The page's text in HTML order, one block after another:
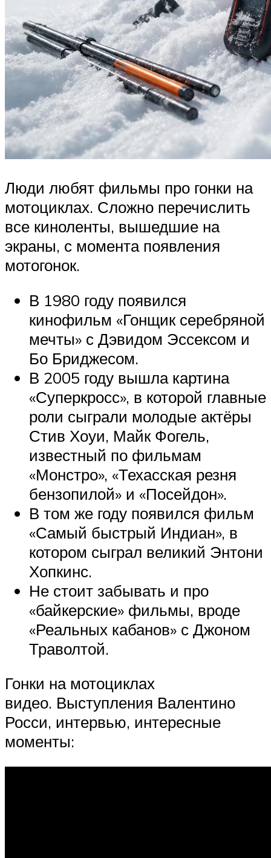
Люди любят фильмы про гонки на
мотоциклах. Сложно перечислить
все киноленты, вышедшие на
экраны, с момента появления
мотогонок.
В 1980 году появился
кинофильм «Гонщик серебряной
мечты» с Дэвидом Эссексом и
Бо Бриджесом.
В 2005 году вышла картина
«Суперкросс», в которой главные
роли сыграли молодые актёры
Стив Хоуи, Майк Фогель,
известный по фильмам
«Монстро», «Техасская резня
бензопилой» и «Посейдон».
В том же году появился фильм
«Самый быстрый Индиан», в
котором сыграл великий Энтони
Хопкинс.
Не стоит забывать и про
«байкерские» фильмы, вроде
«Реальных кабанов» с Джоном
Траволтой.
Гонки на мотоциклах
видео. Выступления Валентино
Росси, интервью, интересные
моменты: